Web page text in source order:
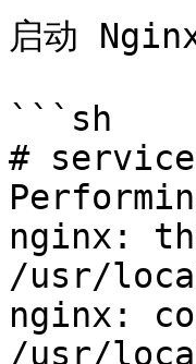
启动
```sh
#
nginx:
/usr/
nginx:
/usr/